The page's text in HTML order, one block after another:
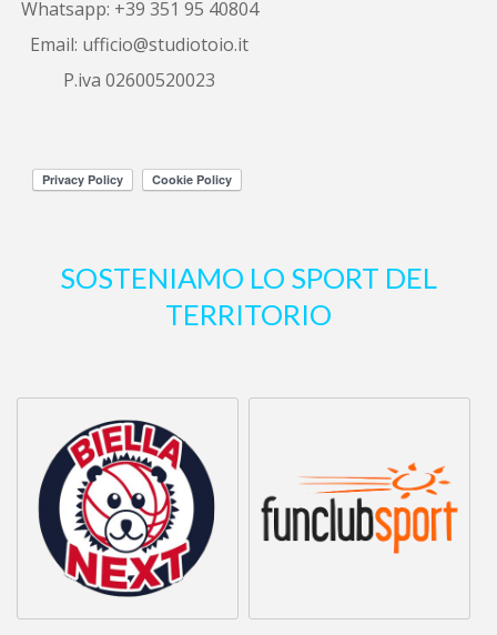
sono riuscita a vendere il mio alloggio
in...leggi tutto
Luca Siletti
Altre recensioni
Whatsapp: +39 351 95 40804
Email: ufficio@studiotoio.it
P.iva 02600520023
SOSTENIAMO LO SPORT DEL
TERRITORIO